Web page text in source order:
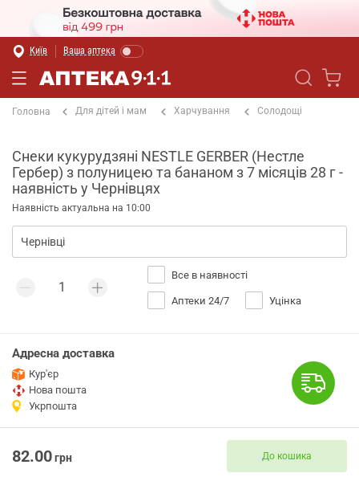
Київ Ваша аптека
Головна Для дітей і мам Харчування Солодощі
Снеки кукурудзяні NESTLE GERBER (Нестле
Гербер) з полуницею та бананом з 7 місяців 28 г -
наявність у Чернівцях
Наявність актуальна на 10:00
Все в наявності
Аптеки 24/7 Уцінка
Адресна доставка
Кур'єр
Нова пошта
Укрпошта
82.00грн До кошика